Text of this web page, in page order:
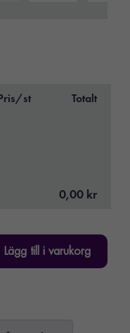
st Totalt
0,00 kr
Lägg till i varukorg